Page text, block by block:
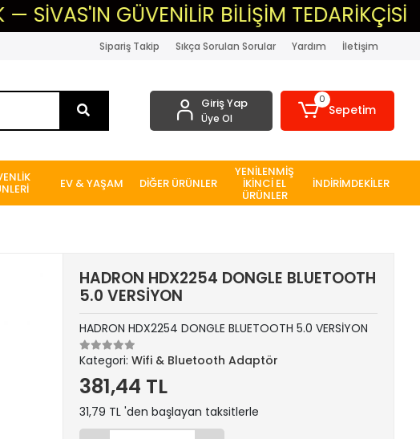
GÜVENİLİR BİLİŞİM TEDARİKÇİSİ
Sipariş Takip Sıkça Sorulan Sorular Yardım İletişim
Giriş Yap
Üye Ol
0
Sepetim
EV & YAŞAM DİĞER ÜRÜNLER
YENİLENMİŞ
İKİNCİ EL
ÜRÜNLER
İNDİRİMDEKİLER
HADRON HDX2254 DONGLE BLUETOOTH
5.0 VERSİYON
HADRON HDX2254 DONGLE BLUETOOTH 5.0 VERSİYON
Kategori:Wifi & Bluetooth Adaptör
381,44 TL
31,79 TL 'den başlayan taksitlerle